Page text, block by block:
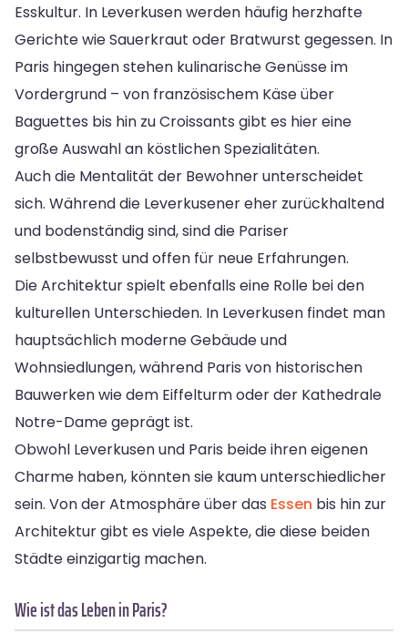
Esskultur. In Leverkusen werden häufig herzhafte
Gerichte wie Sauerkraut oder Bratwurst gegessen. In
Paris hingegen stehen kulinarische Genüsse im
Vordergrund – von französischem Käse über
Baguettes bis hin zu Croissants gibt es hier eine
große Auswahl an köstlichen Spezialitäten.
Auch die Mentalität der Bewohner unterscheidet
sich. Während die Leverkusener eher zurückhaltend
und bodenständig sind, sind die Pariser
selbstbewusst und offen für neue Erfahrungen.
Die Architektur spielt ebenfalls eine Rolle bei den
kulturellen Unterschieden. In Leverkusen findet man
hauptsächlich moderne Gebäude und
Wohnsiedlungen, während Paris von historischen
Bauwerken wie dem Eiffelturm oder der Kathedrale
Notre-Dame geprägt ist.
Obwohl Leverkusen und Paris beide ihren eigenen
Charme haben, könnten sie kaum unterschiedlicher
sein. Von der Atmosphäre über das Essen bis hin zur
Architektur gibt es viele Aspekte, die diese beiden
Städte einzigartig machen.
Wie ist das Leben in Paris?